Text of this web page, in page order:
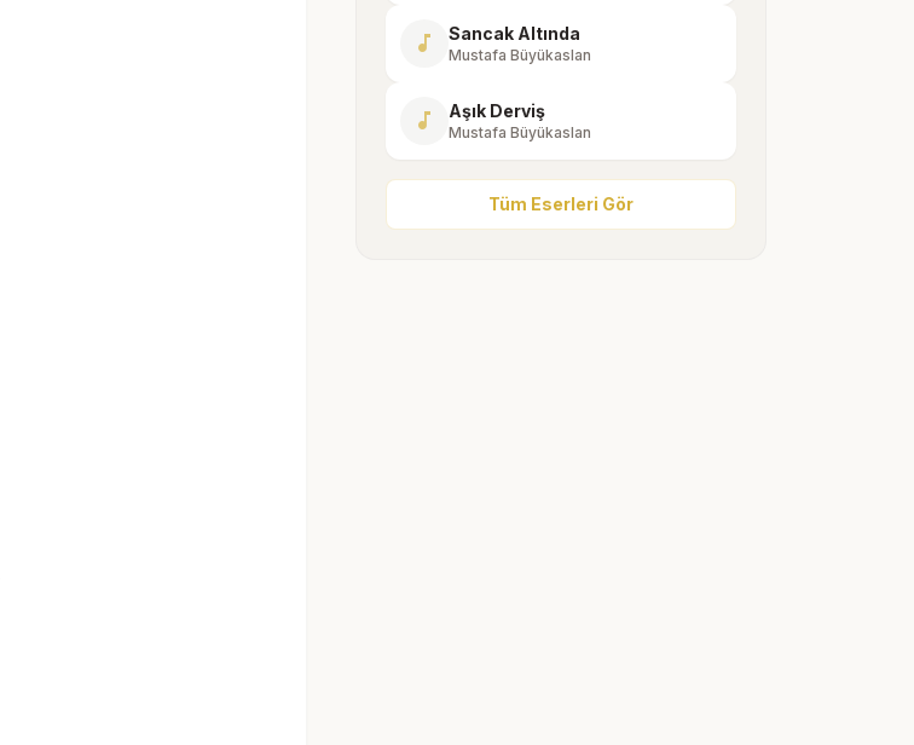
music_note Sancak Altında
Mustafa Büyükaslan
music_note Aşık Derviş
Mustafa Büyükaslan
Tüm Eserleri Gör